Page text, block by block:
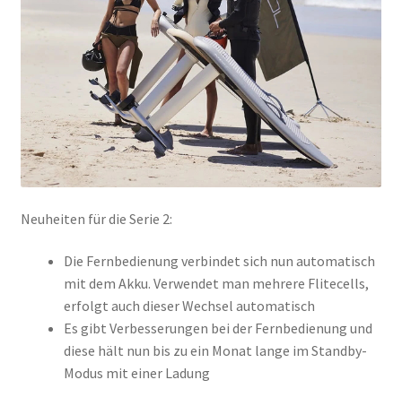
Neuheiten für die Serie 2:
Die Fernbedienung verbindet sich nun automatisch
mit dem Akku. Verwendet man mehrere Flitecells,
erfolgt auch dieser Wechsel automatisch
Es gibt Verbesserungen bei der Fernbedienung und
diese hält nun bis zu ein Monat lange im Standby-
Modus mit einer Ladung